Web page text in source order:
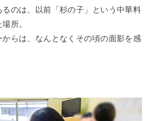
のは、以前「杉の子」という中華料
所。
らは、なんとなくその頃の面影を感